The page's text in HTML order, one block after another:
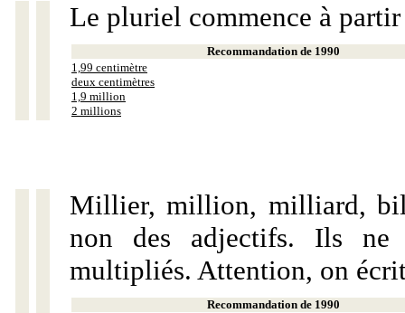
Le pluriel commence à
Recommandation de 1990
1,99 centimètre
deux centimètres
1,9 million
2 millions
Millier, million, milliard,
non des adjectifs. Ils ne
multipliés. Attention, on
Recommandation de 1990